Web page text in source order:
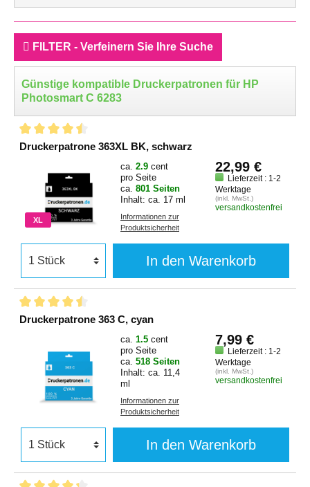
FILTER - Verfeinern Sie Ihre Suche
Günstige kompatible Druckerpatronen für HP
Photosmart C 6283
Druckerpatrone 363XL BK, schwarz
XL
ca. 2.9 cent
pro Seite
ca. 801 Seiten
Inhalt: ca. 17 ml
Informationen zur
Produktsicherheit
22,99 €
Lieferzeit : 1-2
Werktage
(inkl. MwSt.)
versandkostenfrei
In den Warenkorb
Druckerpatrone 363 C, cyan
ca. 1.5 cent
pro Seite
ca. 518 Seiten
Inhalt: ca. 11,4
ml
Informationen zur
Produktsicherheit
7,99 €
Lieferzeit : 1-2
Werktage
(inkl. MwSt.)
versandkostenfrei
In den Warenkorb